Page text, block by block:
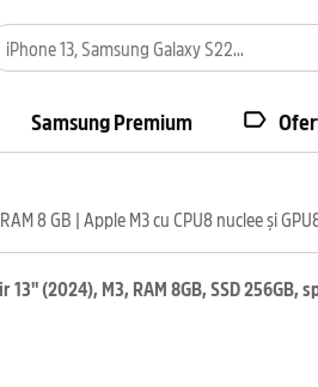
Samsung Premium
8 GB | Apple M3 cu CPU8 nuclee și
13" (2024), M3, RAM 8GB, SSD 256GB,